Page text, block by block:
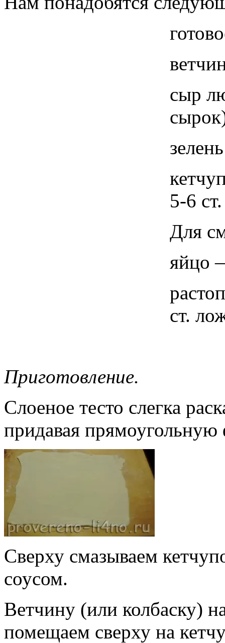
сыр
5-6
Для
яйцо
ст.
Приготовление.
Слоеное тесто слегка
придавая
Сверху смазываем
соусом.
Ветчину (или колбаску)
помещаем сверху на